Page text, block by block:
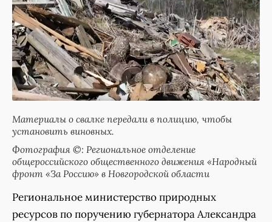
Материалы о свалке передали в полицию, чтобы
установить виновных.
Фотография ©: Региональное отделение
общероссийского общественного движения «Народный
фронт «За Россию» в Новгородской области
Региональное министерство природных
ресурсов по поручению губернатора Александра